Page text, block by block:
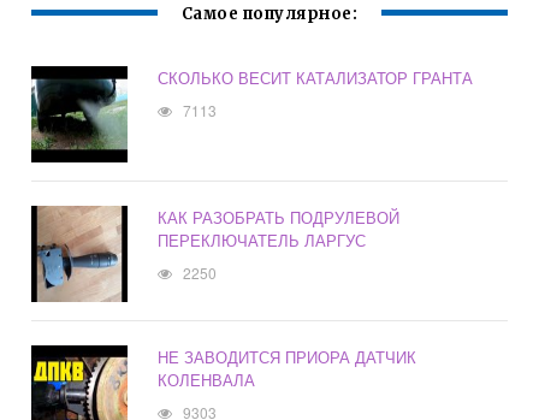
Самое популярное:
СКОЛЬКО ВЕСИТ КАТАЛИЗАТОР ГРАНТА
7113
КАК РАЗОБРАТЬ ПОДРУЛЕВОЙ
ПЕРЕКЛЮЧАТЕЛЬ ЛАРГУС
2250
НЕ ЗАВОДИТСЯ ПРИОРА ДАТЧИК
КОЛЕНВАЛА
9303